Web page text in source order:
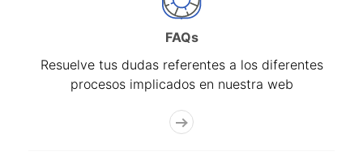
FAQs
Resuelve tus dudas referentes a los diferentes
procesos implicados en nuestra web